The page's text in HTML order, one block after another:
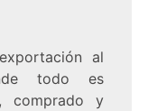
al
todo es
comprado y